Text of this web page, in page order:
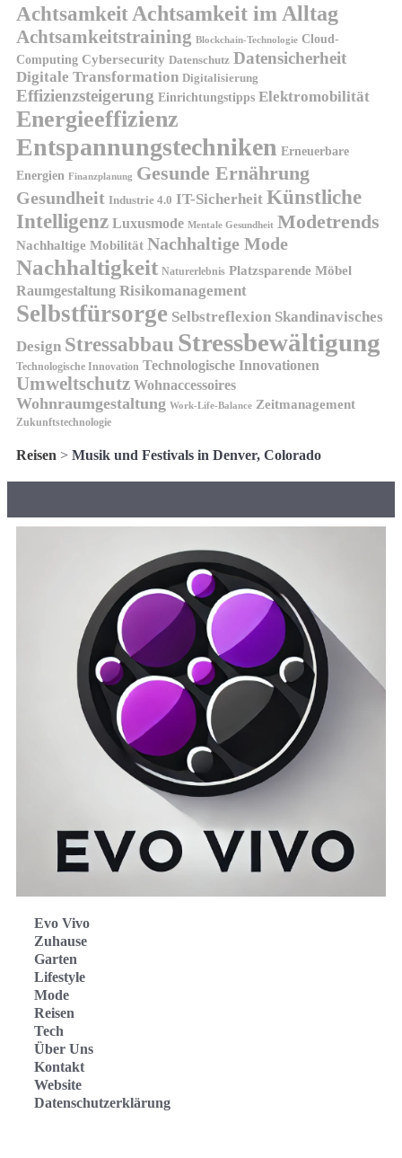
AchtsamkeitAchtsamkeit im Alltag
Achtsamkeitstraining Blockchain-Technologie Cloud-
Computing Cybersecurity Datenschutz Datensicherheit
Digitale Transformation Digitalisierung
Effizienzsteigerung Einrichtungstipps Elektromobilität
Energieeffizienz
Entspannungstechniken Erneuerbare
Energien Finanzplanung Gesunde Ernährung
Gesundheit Industrie 4.0 IT-Sicherheit Künstliche
Intelligenz Luxusmode Mentale Gesundheit Modetrends
Nachhaltige Mobilität Nachhaltige Mode
Nachhaltigkeit Naturerlebnis Platzsparende Möbel
Raumgestaltung Risikomanagement
Selbstfürsorge Selbstreflexion Skandinavisches
Design Stressabbau Stressbewältigung
Technologische Innovation Technologische Innovationen
Umweltschutz Wohnaccessoires
Wohnraumgestaltung Work-Life-Balance Zeitmanagement
Zukunftstechnologie
Reisen > Musik und Festivals in Denver, Colorado
Evo Vivo
Zuhause
Garten
Lifestyle
Mode
Reisen
Tech
Über Uns
Kontakt
Website
Datenschutzerklärung